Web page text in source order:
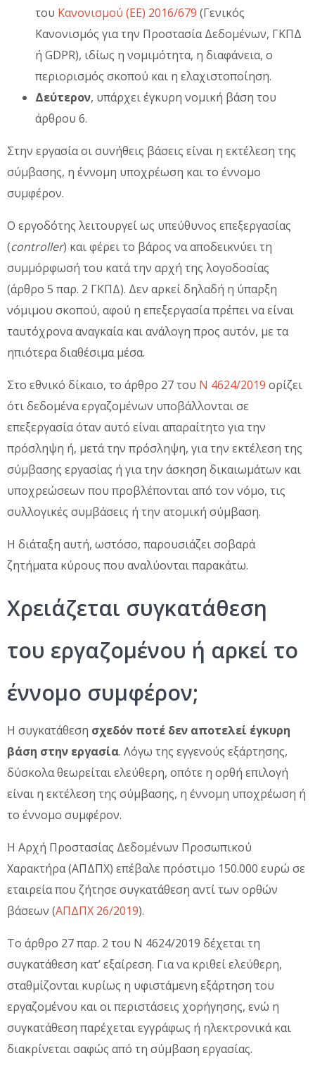
του Κανονισμού (ΕΕ) 2016/679 (Γενικός
Κανονισμός για την Προστασία Δεδομένων, ΓΚΠΔ
ή GDPR), ιδίως η νομιμότητα, η διαφάνεια, ο
περιορισμός σκοπού και η ελαχιστοποίηση.
Δεύτερον, υπάρχει έγκυρη νομική βάση του
άρθρου 6.
Στην εργασία οι συνήθεις βάσεις είναι η εκτέλεση της
σύμβασης, η έννομη υποχρέωση και το έννομο
συμφέρον.
Ο εργοδότης λειτουργεί ως υπεύθυνος επεξεργασίας
(controller) και φέρει το βάρος να αποδεικνύει τη
συμμόρφωσή του κατά την αρχή της λογοδοσίας
(άρθρο 5 παρ. 2 ΓΚΠΔ). Δεν αρκεί δηλαδή η ύπαρξη
νόμιμου σκοπού, αφού η επεξεργασία πρέπει να είναι
ταυτόχρονα αναγκαία και ανάλογη προς αυτόν, με τα
ηπιότερα διαθέσιμα μέσα.
Στο εθνικό δίκαιο, το άρθρο 27 του Ν 4624/2019 ορίζει
ότι δεδομένα εργαζομένων υποβάλλονται σε
επεξεργασία όταν αυτό είναι απαραίτητο για την
πρόσληψη ή, μετά την πρόσληψη, για την εκτέλεση της
σύμβασης εργασίας ή για την άσκηση δικαιωμάτων και
υποχρεώσεων που προβλέπονται από τον νόμο, τις
συλλογικές συμβάσεις ή την ατομική σύμβαση.
Η διάταξη αυτή, ωστόσο, παρουσιάζει σοβαρά
ζητήματα κύρους που αναλύονται παρακάτω.
Χρειάζεται συγκατάθεση
του εργαζομένου ή αρκεί το
έννομο συμφέρον;
Η συγκατάθεση σχεδόν ποτέ δεν αποτελεί έγκυρη
βάση στην εργασία. Λόγω της εγγενούς εξάρτησης,
δύσκολα θεωρείται ελεύθερη, οπότε η ορθή επιλογή
είναι η εκτέλεση της σύμβασης, η έννομη υποχρέωση ή
το έννομο συμφέρον.
Η Αρχή Προστασίας Δεδομένων Προσωπικού
Χαρακτήρα (ΑΠΔΠΧ) επέβαλε πρόστιμο 150.000 ευρώ σε
εταιρεία που ζήτησε συγκατάθεση αντί των ορθών
βάσεων (ΑΠΔΠΧ 26/2019).
Το άρθρο 27 παρ. 2 του Ν 4624/2019 δέχεται τη
συγκατάθεση κατ’ εξαίρεση. Για να κριθεί ελεύθερη,
σταθμίζονται κυρίως η υφιστάμενη εξάρτηση του
εργαζομένου και οι περιστάσεις χορήγησης, ενώ η
συγκατάθεση παρέχεται εγγράφως ή ηλεκτρονικά και
διακρίνεται σαφώς από τη σύμβαση εργασίας.